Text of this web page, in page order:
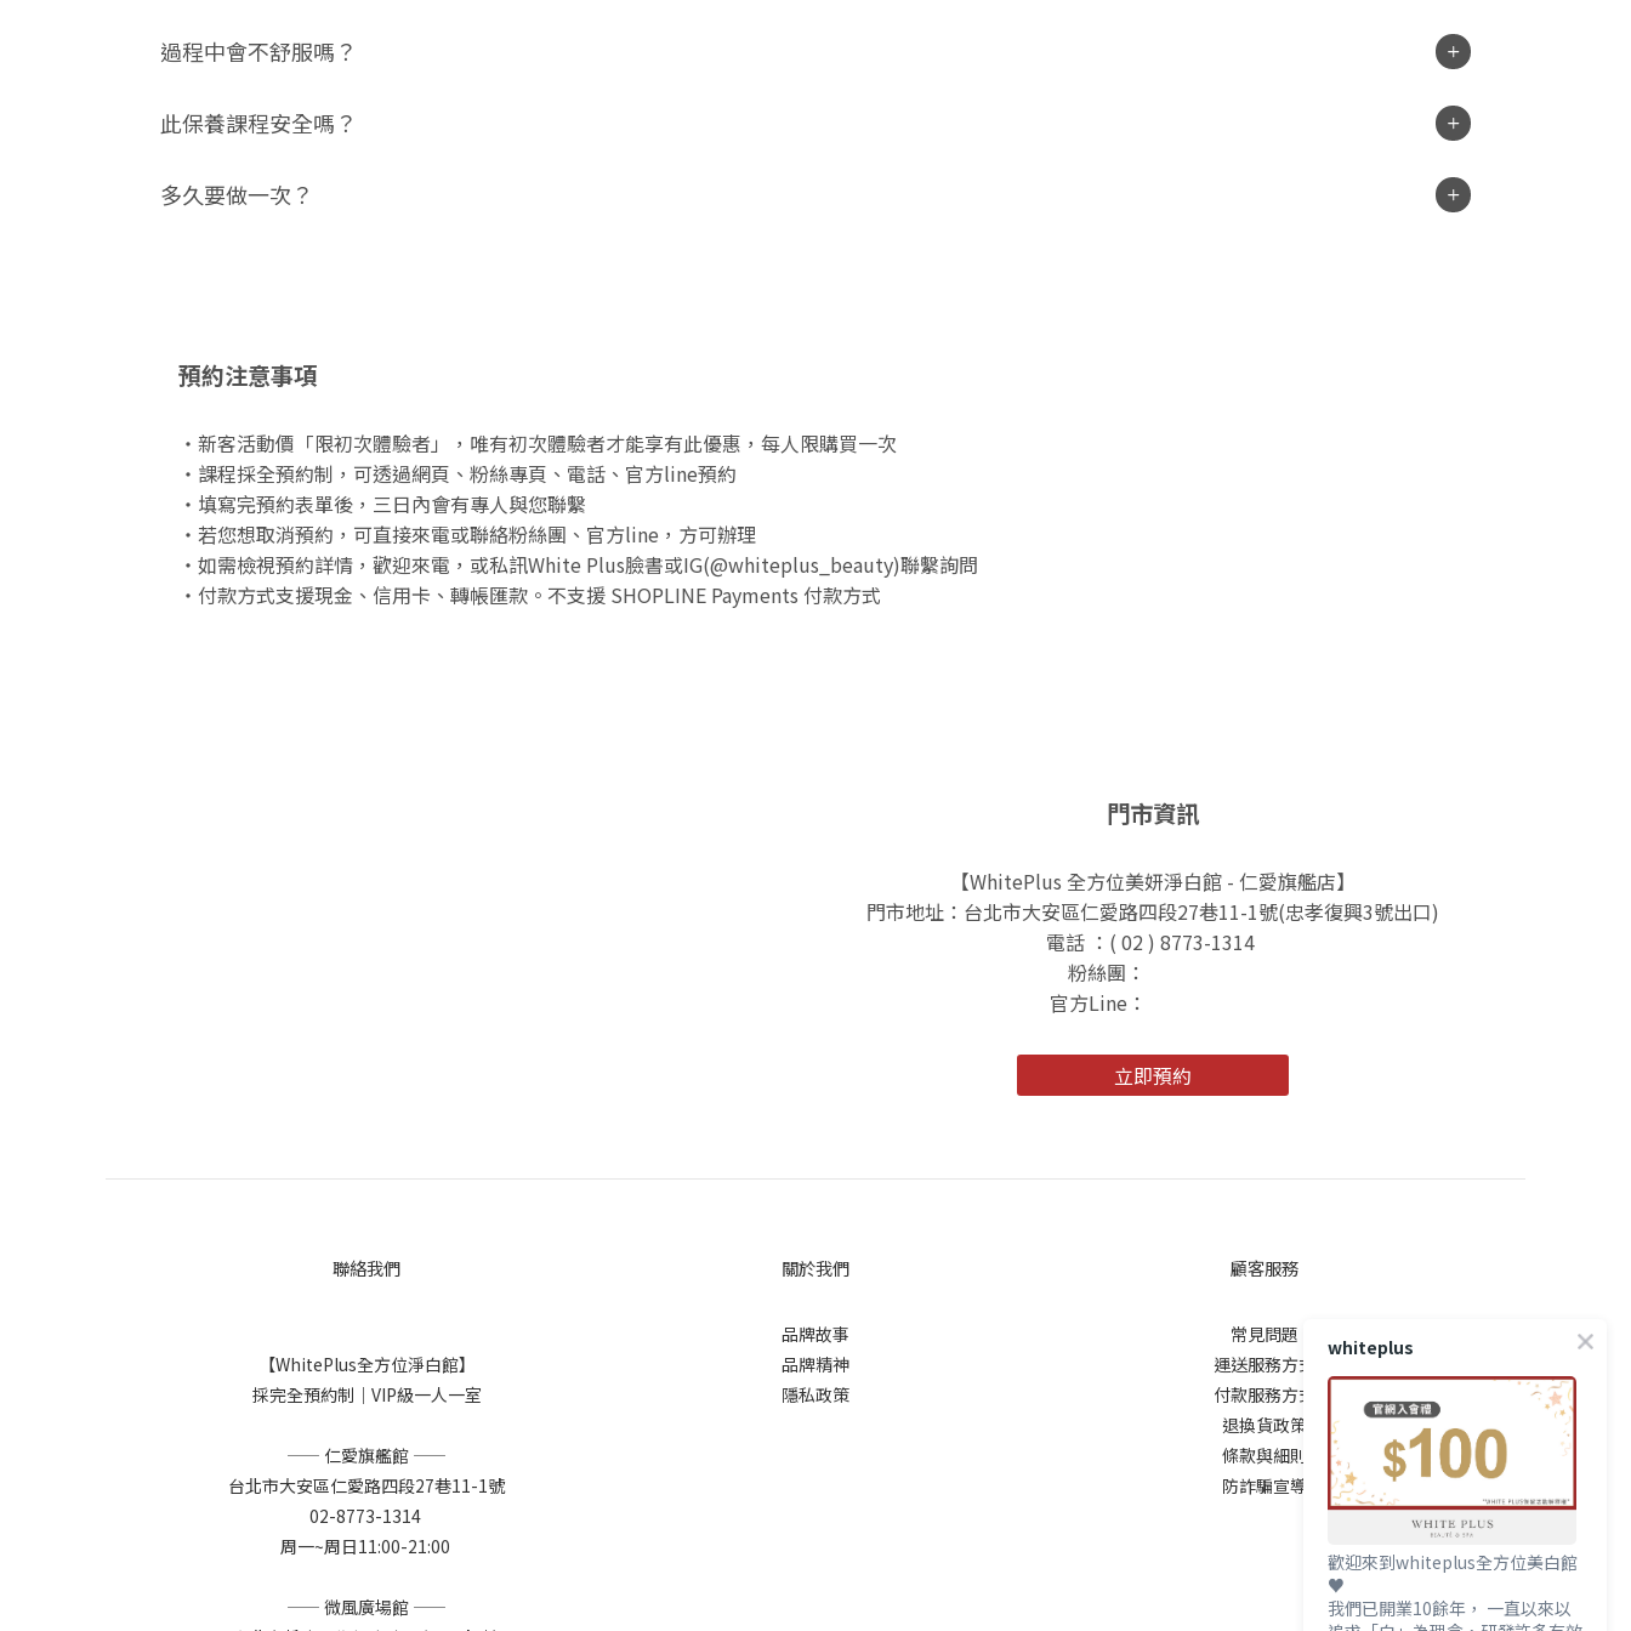
過程中會不舒服嗎？
此保養課程安全嗎？
多久要做一次？
預約注意事項
・新客活動價「限初次體驗者」，唯有初次體驗者才能享有此優惠，每人限購買一次
・課程採全預約制，可透過網頁、粉絲專頁、電話、官方line預約
・填寫完預約表單後，三日內會有專人與您聯繫
・若您想取消預約，可直接來電或聯絡粉絲團、官方line，方可辦理
・如需檢視預約詳情，歡迎來電，或私訊White Plus臉書或IG(@whiteplus_beauty)聯繫詢問
・付款方式支援現金、信用卡、轉帳匯款。不支援 SHOPLINE Payments 付款方式
門市資訊
【WhitePlus 全方位美妍淨白館 - 仁愛旗艦店】
門市地址：台北市大安區仁愛路四段27巷11-1號(忠孝復興3號出口)
電話 ：( 02 ) 8773-1314
粉絲團：
官方Line：
立即預約
聯絡我們
【WhitePlus全方位淨白館】
採完全預約制｜VIP級一人一室
—— 仁愛旗艦館 ——
台北市大安區仁愛路四段27巷11-1號
02-8773-1314
周一~周日11:00-21:00
—— 微風廣場館 ——
關於我們
品牌故事
品牌精神
隱私政策
顧客服務
常見問題
運送服務方式
付款服務方式
退換貨政策
條款與細則
防詐騙宣導
whiteplus
歡迎來到whiteplus全方位美白館
♥️
我們已開業10餘年， 一直以來以